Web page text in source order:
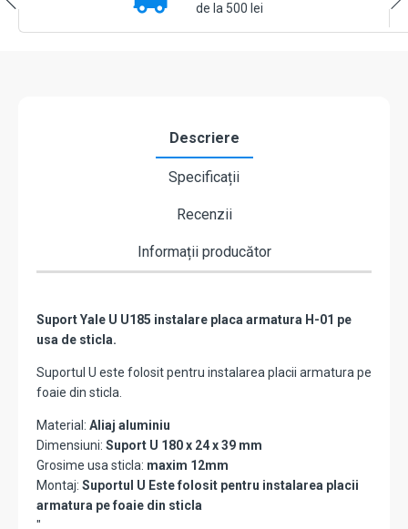
de la 500 lei
Descriere
Specificații
Recenzii
Informații producător
Suport Yale U U185 instalare placa armatura H-01 pe
usa de sticla.
Suportul U este folosit pentru instalarea placii armatura pe
foaie din sticla.
Material: Aliaj aluminiu
Dimensiuni: Suport U 180 x 24 x 39 mm
Grosime usa sticla: maxim 12mm
Montaj: Suportul U Este folosit pentru instalarea placii
armatura pe foaie din sticla
"